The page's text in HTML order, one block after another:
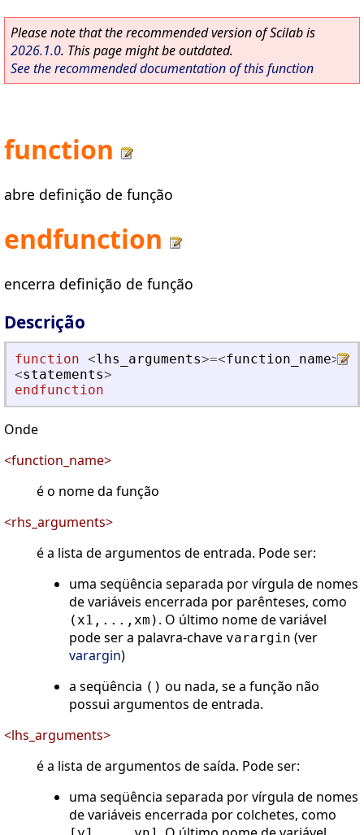
Please note that the recommended version of Scilab is
2026.1.0. This page might be outdated.
See the recommended documentation of this function
function
abre definição de função
endfunction
encerra definição de função
Descrição
function <lhs_arguments>=<function_name><
<statements>
endfunction
Onde
<function_name>
é o nome da função
<rhs_arguments>
é a lista de argumentos de entrada. Pode ser:
uma seqüência separada por vírgula de nomes
de variáveis encerrada por parênteses, como
(x1,...,xm) . O último nome de variável
pode ser a palavra-chave varargin (ver
varargin)
a seqüência () ou nada, se a função não
possui argumentos de entrada.
<lhs_arguments>
é a lista de argumentos de saída. Pode ser:
uma seqüência separada por vírgula de nomes
de variáveis encerrada por colchetes, como